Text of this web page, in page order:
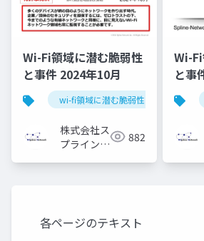
Wi-Fi領域に潜む脆弱性
と事件 2024年10月
wi-fi領域に潜む脆弱性と事件
株式会社ス
プライン・
882
Wi-
と事
各ページのテキスト